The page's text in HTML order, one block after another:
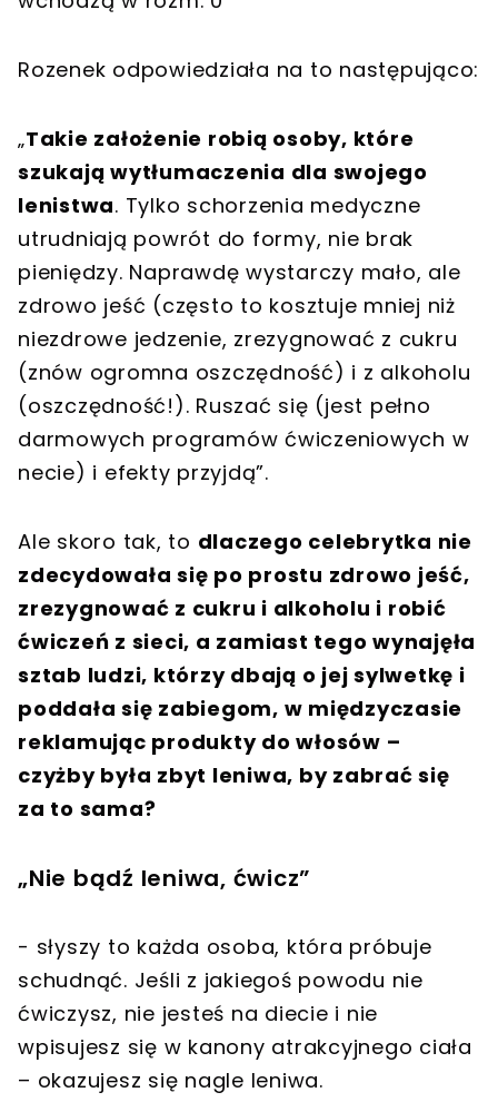
Rozenek odpowiedziała na to następująco:
„Takie założenie robią osoby, które
szukają wytłumaczenia dla swojego
lenistwa. Tylko schorzenia medyczne
utrudniają powrót do formy, nie brak
pieniędzy. Naprawdę wystarczy mało, ale
zdrowo jeść (często to kosztuje mniej niż
niezdrowe jedzenie, zrezygnować z cukru
(znów ogromna oszczędność) i z alkoholu
(oszczędność!). Ruszać się (jest pełno
darmowych programów ćwiczeniowych w
necie) i efekty przyjdą”.
Ale skoro tak, to dlaczego celebrytka nie
zdecydowała się po prostu zdrowo jeść,
zrezygnować z cukru i alkoholu i robić
ćwiczeń z sieci, a zamiast tego wynajęła
sztab ludzi, którzy dbają o jej sylwetkę i
poddała się zabiegom, w międzyczasie
reklamując produkty do włosów –
czyżby była zbyt leniwa, by zabrać się
za to sama?
„Nie bądź leniwa, ćwicz”
- słyszy to każda osoba, która próbuje
schudnąć. Jeśli z jakiegoś powodu nie
ćwiczysz, nie jesteś na diecie i nie
wpisujesz się w kanony atrakcyjnego ciała
– okazujesz się nagle leniwa.